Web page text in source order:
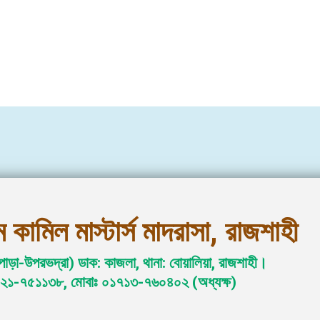
মাস্টার্স মাদরাসা, রাজশাহী
উপরভদ্রা) ডাক: কাজলা, থানা: বোয়ালিয়া, রাজশাহী।
৭৫১১৩৮, মোবাঃ ০১৭১৩-৭৬০৪০২ (অধ্যক্ষ)